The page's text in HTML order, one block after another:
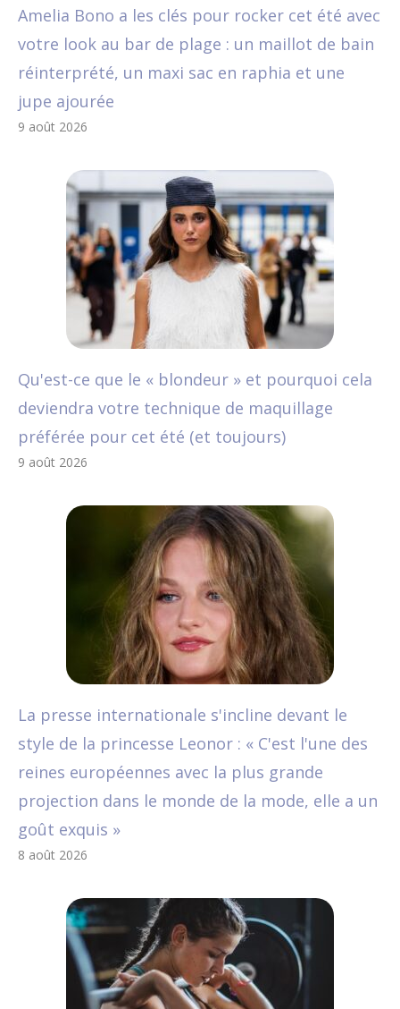
Amelia Bono a les clés pour rocker cet été avec
votre look au bar de plage : un maillot de bain
réinterprété, un maxi sac en raphia et une
jupe ajourée
9 août 2026
Qu'est-ce que le « blondeur » et pourquoi cela
deviendra votre technique de maquillage
préférée pour cet été (et toujours)
9 août 2026
La presse internationale s'incline devant le
style de la princesse Leonor : « C'est l'une des
reines européennes avec la plus grande
projection dans le monde de la mode, elle a un
goût exquis »
8 août 2026